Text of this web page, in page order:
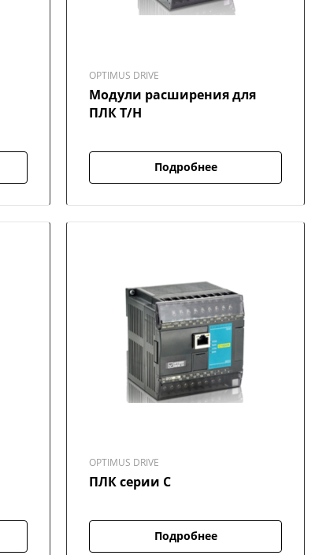
OPTIMUS DRIVE
Модули расширения для
ПЛК T/H
Подробнее
OPTIMUS DRIVE
ПЛК серии C
Подробнее